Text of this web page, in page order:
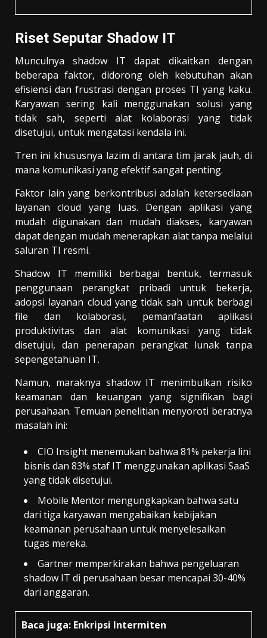
Riset Seputar Shadow IT
Munculnya shadow IT dapat dikaitkan dengan
beberapa faktor, didorong oleh kebutuhan akan
efisiensi dan frustrasi dengan proses TI yang kaku.
Karyawan sering kali menggunakan solusi yang
tidak sah, seperti alat kolaborasi yang tidak
disetujui, untuk mengatasi kendala ini.
Tren ini khususnya lazim di antara tim jarak jauh, di
mana komunikasi yang efektif sangat penting.
Faktor lain yang berkontribusi adalah ketersediaan
layanan cloud yang luas. Dengan aplikasi yang
mudah digunakan dan mudah diakses, karyawan
dapat dengan mudah menerapkan alat tanpa melalui
saluran TI resmi.
Shadow IT memiliki berbagai bentuk, termasuk
penggunaan perangkat pribadi untuk bekerja,
adopsi layanan cloud yang tidak sah untuk berbagi
file dan kolaborasi, pemanfaatan aplikasi
produktivitas dan alat komunikasi yang tidak
disetujui, dan penerapan perangkat lunak tanpa
sepengetahuan IT.
Namun, maraknya shadow IT menimbulkan risiko
keamanan dan keuangan yang signifikan bagi
perusahaan. Temuan penelitian menyoroti beratnya
masalah ini:
CIO Insight menemukan bahwa 81% pekerja lini
bisnis dan 83% staf IT menggunakan aplikasi SaaS
yang tidak disetujui.
Mobile Mentor mengungkapkan bahwa satu
dari tiga karyawan mengabaikan kebijakan
keamanan perusahaan untuk menyelesaikan
tugas mereka.
Gartner memperkirakan bahwa pengeluaran
shadow IT di perusahaan besar mencapai 30-40%
dari anggaran.
Baca juga: Enkripsi Intermiten